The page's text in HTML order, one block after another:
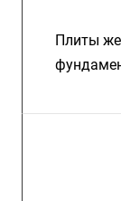
Плиты